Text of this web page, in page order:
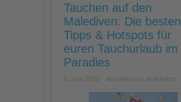
Tauchen auf den
Malediven: Die besten
Tipps & Hotspots für
euren Tauchurlaub im
Paradies
5. Juni 2020 Kommentare deaktiviertfür
auf